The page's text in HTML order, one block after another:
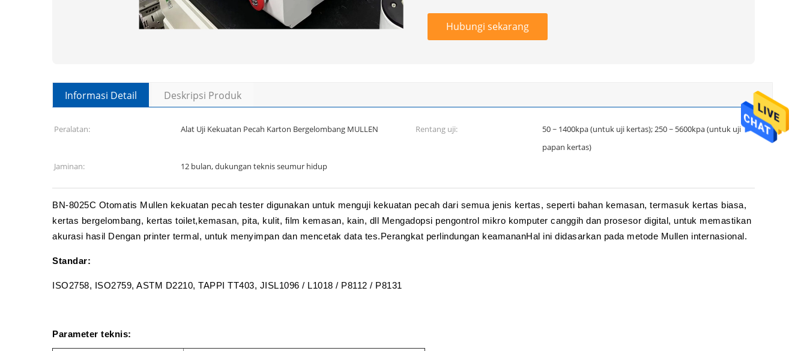
Hubungi sekarang
Informasi Detail Deskripsi Produk
Peralatan: Alat Uji Kekuatan Pecah Karton Bergelombang MULLEN Rentang uji:
50 ~ 1400kpa (untuk uji kertas); 250 ~ 5600kpa (untuk uji
papan kertas)
Jaminan:
12 bulan, dukungan teknis seumur hidup
BN-8025C Otomatis Mullen kekuatan pecah tester digunakan untuk menguji kekuatan pecah dari semua jenis kertas, seperti bahan kemasan, termasuk kertas biasa,
kertas bergelombang, kertas toilet,kemasan, pita, kulit, film kemasan, kain, dll Mengadopsi pengontrol mikro komputer canggih dan prosesor digital, untuk memastikan
akurasi hasil Dengan printer termal, untuk menyimpan dan mencetak data tes.Perangkat perlindungan keamananHal ini didasarkan pada metode Mullen internasional.
Standar:
ISO2758, ISO2759, ASTM D2210, TAPPI TT403, JISL1096 / L1018 / P8112 / P8131
Parameter teknis: